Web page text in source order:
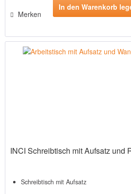
Merken
In den Warenkorb
INCI Schreibtisch mit Aufsatz und
Schreibtisch mit Aufsatz